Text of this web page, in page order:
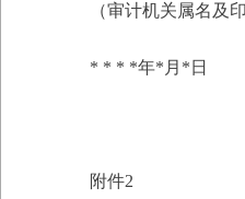
（审计机关属名及印
* * * *年*月*日
附件2